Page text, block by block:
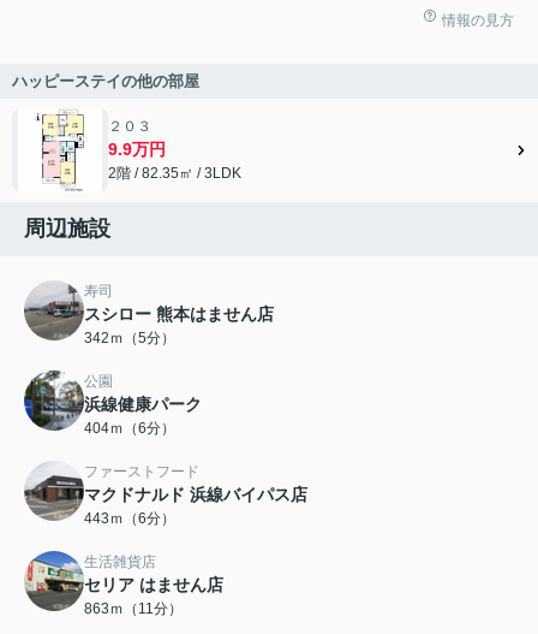
情報の見方
ハッピーステイの他の部屋
２０３
9.9万円
2階 / 82.35㎡ / 3LDK
周辺施設
寿司
スシロー 熊本はません店
342ｍ（5分）
公園
浜線健康パーク
404ｍ（6分）
ファーストフード
マクドナルド 浜線バイパス店
443ｍ（6分）
生活雑貨店
セリア はません店
863ｍ（11分）